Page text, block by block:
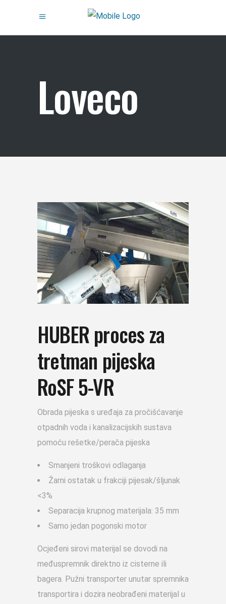
Loveco
HUBER proces za
tretman pijeska
RoSF 5-VR
Obrada pijeska s uređaja za pročišćavanje
otpadnih voda i kanalizacijskih sustava
pomoću rešetke/perača pijeska
Smanjeni troškovi odlaganja
Žarni ostatak u frakciji pijesak/šljunak
<3%
Separacija krupnog materijala: 35 mm
Samo jedan pogonski motor
Ocjeđeni sirovi materijal se dovodi na
međuspremnik direktno iz cisterne ili
bagera. Pužni transporter unutar spremnika
transportira i dozira neobrađeni materijal u